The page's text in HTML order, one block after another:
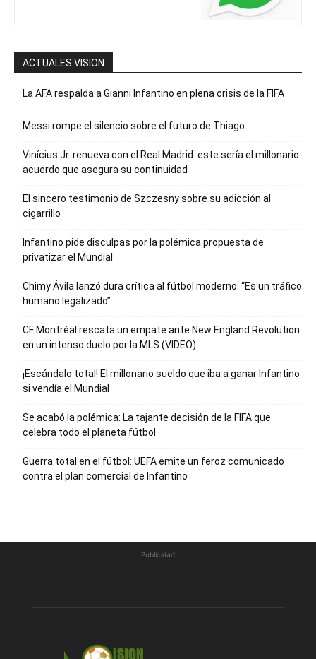
ACTUALES VISION
La AFA respalda a Gianni Infantino en plena crisis de la FIFA
Messi rompe el silencio sobre el futuro de Thiago
Vinícius Jr. renueva con el Real Madrid: este sería el millonario
acuerdo que asegura su continuidad
El sincero testimonio de Szczesny sobre su adicción al
cigarrillo
Infantino pide disculpas por la polémica propuesta de
privatizar el Mundial
Chimy Ávila lanzó dura crítica al fútbol moderno: “Es un tráfico
humano legalizado”
CF Montréal rescata un empate ante New England Revolution
en un intenso duelo por la MLS (VIDEO)
¡Escándalo total! El millonario sueldo que iba a ganar Infantino
si vendía el Mundial
Se acabó la polémica: La tajante decisión de la FIFA que
celebra todo el planeta fútbol
Guerra total en el fútbol: UEFA emite un feroz comunicado
contra el plan comercial de Infantino
Publicidad